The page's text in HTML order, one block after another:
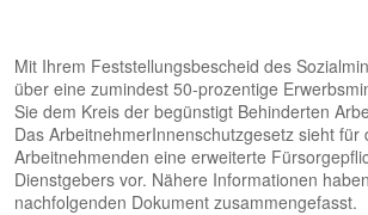
Mit Ihrem Feststellungsbescheid des
über eine zumindest 50-prozentige
Sie dem Kreis der begünstigt Behinderten
Das ArbeitnehmerInnenschutzgesetz sieht für
Arbeitnehmenden eine erweiterte
Dienstgebers vor. Nähere Informationen
nachfolgenden Dokument zusammengefasst.